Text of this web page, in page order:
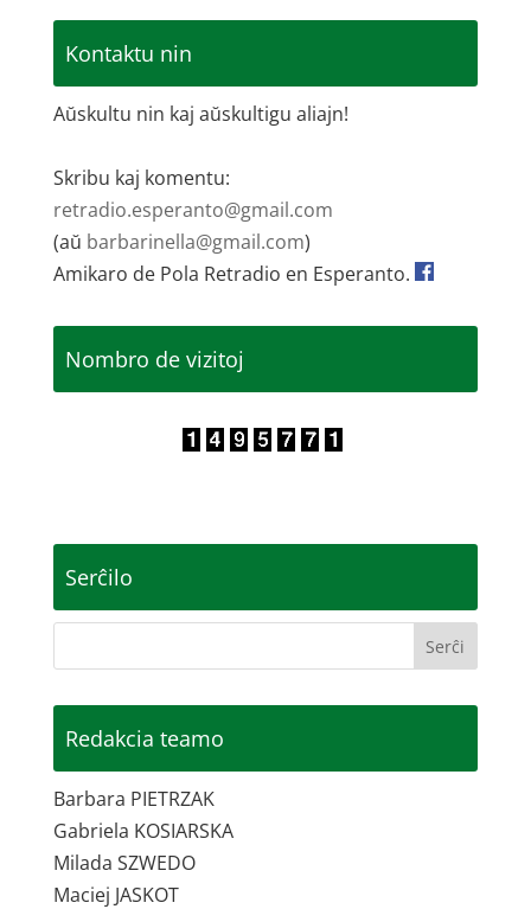
Kontaktu nin
Aŭskultu nin kaj aŭskultigu aliajn!
Skribu kaj komentu:
retradio.esperanto@gmail.com
(aŭ barbarinella@gmail.com)
Amikaro de Pola Retradio en Esperanto.
Nombro de vizitoj
Serĉilo
Redakcia teamo
Barbara PIETRZAK
Gabriela KOSIARSKA
Milada SZWEDO
Maciej JASKOT